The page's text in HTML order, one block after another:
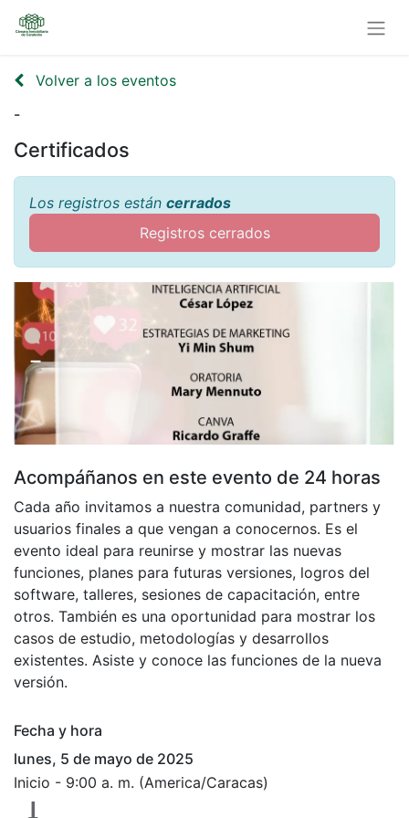
Volver a los eventos
-
Certificados
Los registros están cerrados
Registros cerrados
-
Acompáñanos en este evento de 24 horas
Cada año invitamos a nuestra comunidad, partners y
usuarios finales a que vengan a conocernos. Es el
evento ideal para reunirse y mostrar las nuevas
funciones, planes para futuras versiones, logros del
software, talleres, sesiones de capacitación, entre
otros. También es una oportunidad para mostrar los
casos de estudio, metodologías y desarrollos
existentes. Asiste y conoce las funciones de la nueva
versión.
Fecha y hora
lunes, 5 de mayo de 2025
Inicio - 9:00 a. m. (America/Caracas)